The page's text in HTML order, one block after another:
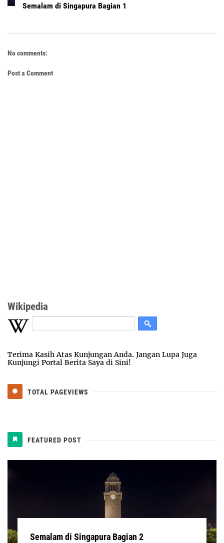
Semalam di Singapura Bagian 1
No comments:
Post a Comment
Wikipedia
Terima Kasih Atas Kunjungan Anda. Jangan Lupa Juga
Kunjungi Portal Berita Saya di Sini!
TOTAL PAGEVIEWS
FEATURED POST
Semalam di Singapura Bagian 2